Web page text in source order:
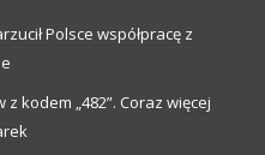
Polsce współpracę z
kodem „482”. Coraz więcej